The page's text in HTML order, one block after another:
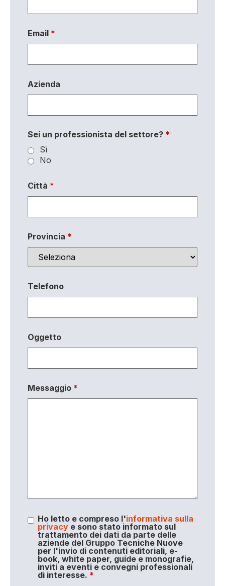
Email *
Azienda
Sei un professionista del settore? *
Sì
No
Città *
Provincia *
Telefono
Oggetto
Messaggio *
Ho letto e compreso l'informativa sulla
privacye sono stato informato sul
trattamento dei dati da parte delle
aziende del Gruppo Tecniche Nuove
per l'invio di contenuti editoriali, e-
book, white paper, guide e monografie,
inviti a eventi e convegni professionali
di interesse. *